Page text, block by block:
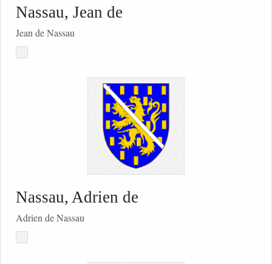
Nassau, Jean de
Jean de Nassau
Nassau, Adrien de
Adrien de Nassau